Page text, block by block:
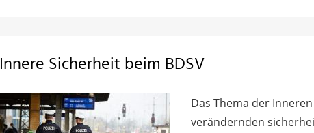
Innere Sicherheit beim BDSV
Das Thema der
verändernden